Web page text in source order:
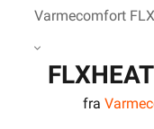
Varmecomfort
fra